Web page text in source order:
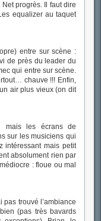
progrès. Il faut dire
equalizer au taquet
entre sur scène :
de près du leader du
qui entre sur scène.
chauve !!! Enfin,
air plus vieux (on dit
mais les écrans de
sur les musiciens qui
intéressant mais petit
absolument rien par
: floue ou mal
pas trouvé l’ambiance
(pas très bavards